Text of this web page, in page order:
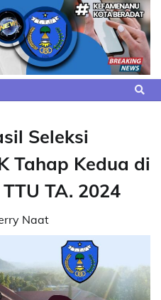
Seleksi
Tahap Kedua di
TA. 2024
Naat